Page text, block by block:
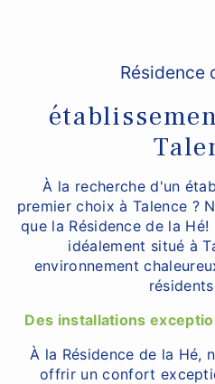
Résidence
À la recherche d'un
premier choix à Talence ?
que la Résidence de la
idéalement situé à
environnement
Des installations
À la Résidence de la Hé,
offrir un confort